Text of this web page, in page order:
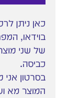
כאן ניתן
בוידאו,
של שני
כביסה.
בסרטון
המוצר מא